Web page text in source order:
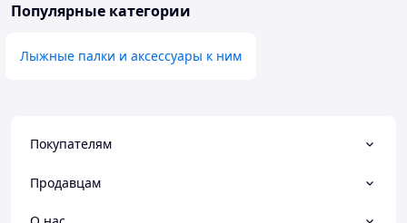
Популярные категории
Лыжные палки и аксессуары к ним
Покупателям
Продавцам